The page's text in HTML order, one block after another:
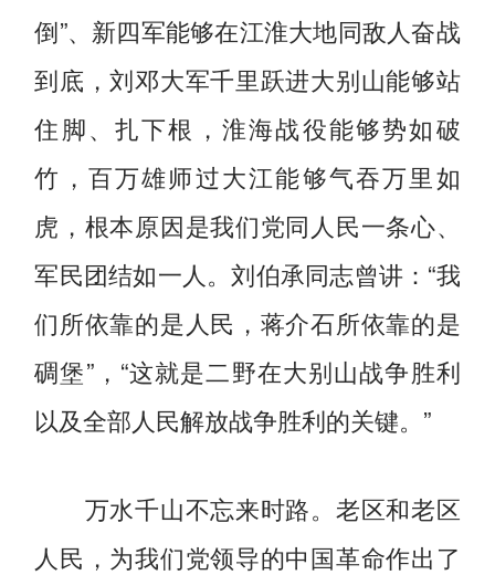
倒”、新四军能够在江淮大地同敌人奋战
到底，刘邓大军千里跃进大别山能够站
住脚、扎下根，淮海战役能够势如破
竹，百万雄师过大江能够气吞万里如
虎，根本原因是我们党同人民一条心、
军民团结如一人。刘伯承同志曾讲：“我
们所依靠的是人民，蒋介石所依靠的是
碉堡”，“这就是二野在大别山战争胜利
以及全部人民解放战争胜利的关键。”
万水千山不忘来时路。老区和老区
人民，为我们党领导的中国革命作出了